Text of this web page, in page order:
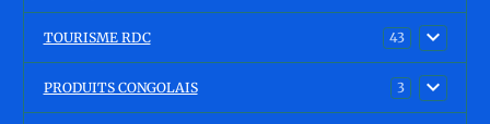
TOURISME RDC 43
PRODUITS CONGOLAIS 3